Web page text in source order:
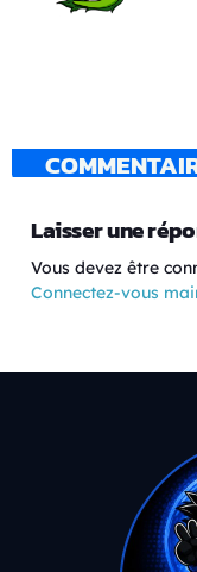
Laisser une
Vous devez être
Connectez-vous